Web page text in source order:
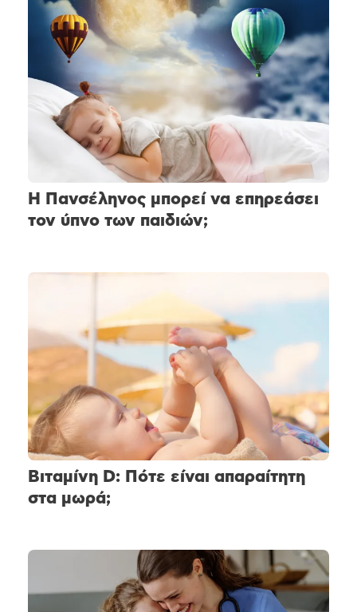
Η Πανσέληνος μπορεί να επηρεάσει
τον ύπνο των παιδιών;
Βιταμίνη D: Πότε είναι απαραίτητη
στα μωρά;